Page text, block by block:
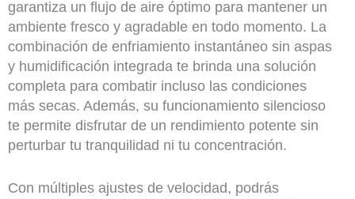
garantiza un flujo de aire óptimo para mantener un
ambiente fresco y agradable en todo momento. La
combinación de enfriamiento instantáneo sin aspas
y humidificación integrada te brinda una solución
completa para combatir incluso las condiciones
más secas. Además, su funcionamiento silencioso
te permite disfrutar de un rendimiento potente sin
perturbar tu tranquilidad ni tu concentración.
Con múltiples ajustes de velocidad, podrás